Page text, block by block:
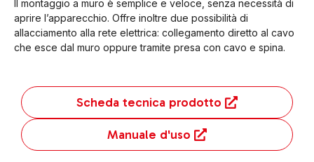
Il montaggio a muro è semplice e veloce, senza necessità di
aprire l’apparecchio. Offre inoltre due possibilità di
allacciamento alla rete elettrica: collegamento diretto al cavo
che esce dal muro oppure tramite presa con cavo e spina.
Scheda tecnica prodotto
Manuale d'uso